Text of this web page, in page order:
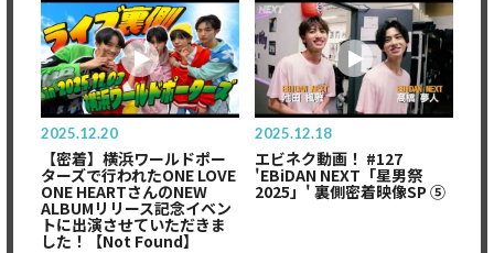
2025.12.20
【密着】横浜ワールドポー
ターズで行われたONE LOVE
ONE HEARTさんのNEW
ALBUMリリース記念イベン
トに出演させていただきま
した！【Not Found】
2025.12.18
エビネク動画！ #127
'EBiDAN NEXT「星男祭
2025」' 裏側密着映像SP ⑤